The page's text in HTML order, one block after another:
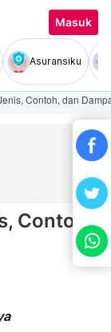
Masuk
Asuransiku
Contoh, dan
Contoh,